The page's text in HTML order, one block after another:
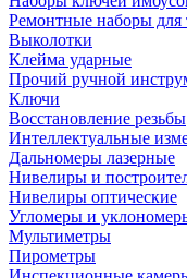
Ремонтные наборы для
Выколотки
Клейма ударные
Прочий ручной
Ключи
Восстановление резьбы
Интеллектуальные
Дальномеры лазерные
Нивелиры и
Нивелиры оптические
Угломеры и
Мультиметры
Пирометры